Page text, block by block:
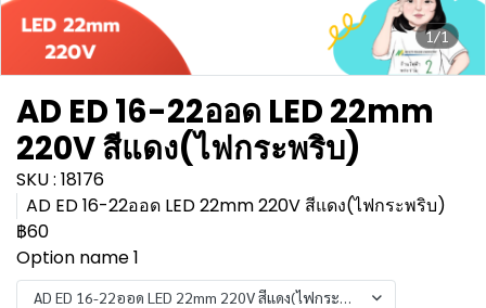
1/1
AD ED 16-22ออด LED 22mm
220V สีแดง(ไฟกระพริบ)
SKU : 18176
AD ED 16-22ออด LED 22mm 220V สีแดง(ไฟกระพริบ)
฿60
Option name 1
AD ED 16-22ออด LED 22mm 220V สีแดง(ไฟกระพริบ)